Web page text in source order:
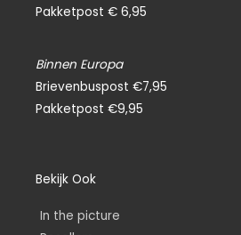
Pakketpost € 6,95
Binnen Europa
Brievenbuspost €7,95
Pakketpost €9,95
Bekijk Ook
In the picture